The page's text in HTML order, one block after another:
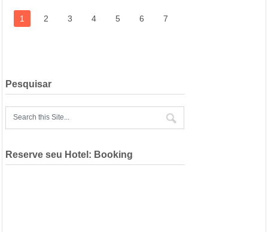
1 2 3 4 5 6 7
Pesquisar
Reserve seu Hotel: Booking